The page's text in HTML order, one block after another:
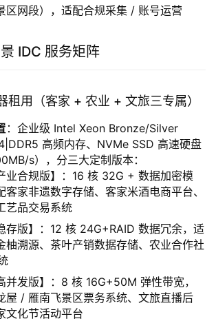
区网段），适配合规采集 / 账号运营
IDC 服务矩阵
租用（客家 + 农业 + 文旅三专属）
：企业级 Intel Xeon Bronze/Silver
高频内存、NVMe SSD 高速硬盘
s），分三大定制版本：
业合规版】：16 核 32G + 数据加密模
客家非遗数字存储、客家米酒电商平台、
艺品交易系统
存版】：12 核 24G+RAID 数据冗余，适
柚溯源、茶叶产销数据存储、农业合作社
并发版】：8 核 16G+50M 弹性带宽，
屋 / 雁南飞景区票务系统、文旅直播后
文化节活动平台